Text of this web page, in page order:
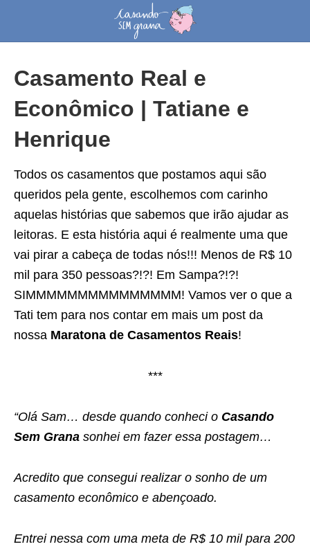
Casamento Real e
Econômico | Tatiane e
Henrique
Todos os casamentos que postamos aqui são
queridos pela gente, escolhemos com carinho
aquelas histórias que sabemos que irão ajudar as
leitoras. E esta história aqui é realmente uma que
vai pirar a cabeça de todas nós!!! Menos de R$ 10
mil para 350 pessoas?!?! Em Sampa?!?!
SIMMMMMMMMMMMMMMM! Vamos ver o que a
Tati tem para nos contar em mais um post da
nossa Maratona de Casamentos Reais!
***
“Olá Sam… desde quando conheci o Casando
Sem Grana sonhei em fazer essa postagem…
Acredito que consegui realizar o sonho de um
casamento econômico e abençoado.
Entrei nessa com uma meta de R$ 10 mil para 200